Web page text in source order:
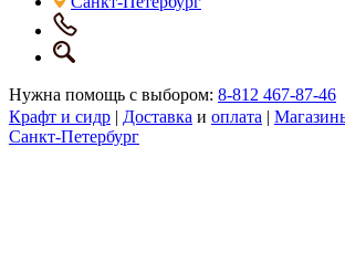
Нужна помощь с выбором: 8-812 467-87-46
Крафт и сидр | Доставка и оплата |
Санкт-Петербург